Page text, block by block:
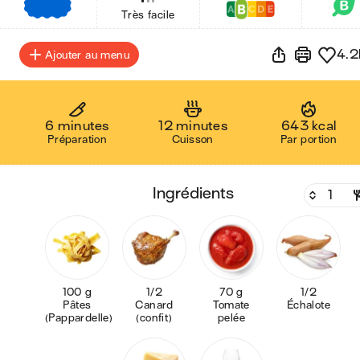
Très facile
Ajouter au menu
6 minutes
Préparation
12 minutes
Cuisson
643 kcal
Par portion
ingrédients
100 g
Pâtes
(Pappardelle)
1/2
Canard
(confit)
70 g
Tomate
pelée
1/2
Échalote